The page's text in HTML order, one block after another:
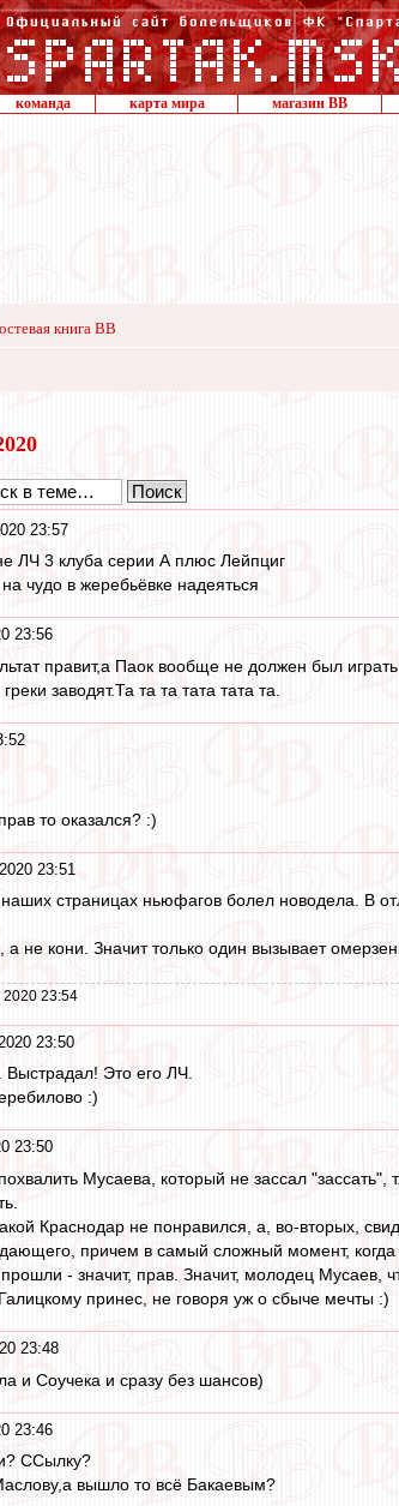
команда карта мира магазин ВВ
книга ВВ
23:57
ЛЧ 3 клуба серии А плюс Лейпциг
чудо в жеребьёвке надеяться
23:56
правит,а Паок вообще не должен был
заводят.Та та та тата тата та.
то оказался? :)
23:51
страницах ньюфагов болел новодела. В
а не кони. Значит только один вызывает
2020 23:54
23:50
Выстрадал! Это его ЛЧ.
:)
23:50
Мусаева, который не зассал
Краснодар не понравился, а, во-вторых,
причем в самый сложный момент,
- значит, прав. Значит, молодец Мусаев,
принес, не говоря уж о сбыче мечты :)
23:48
и Соучека и сразу без шансов)
23:46
ССылкy?
вышло то всё Бакаевым?